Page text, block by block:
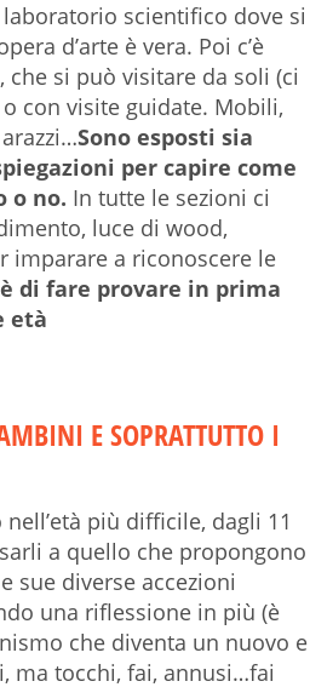
scientifico dove si
d’arte è vera. Poi c’è
si può visitare da soli (ci
con visite guidate. Mobili,
Sono esposti sia
per capire come
o no. In tutte le sezioni ci
luce di wood,
imparare a riconoscere le
è di fare provare in prima
età
E SOPRATTUTTO I
più difficile, dagli 11
a quello che propongono
sue diverse accezioni
una riflessione in più (è
che diventa un nuovo e
ma tocchi, fai, annusi…fai